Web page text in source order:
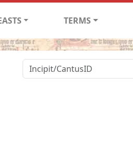
TERMS